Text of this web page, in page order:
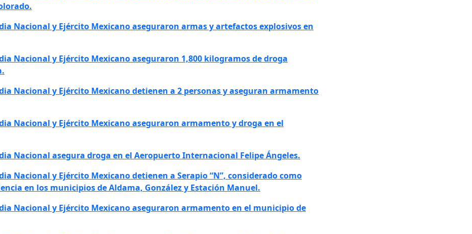
Nacional y Ejército Mexicano aseguraron armas y artefactos explosivos en
Nacional y Ejército Mexicano aseguraron 1,800 kilogramos de droga
Nacional y Ejército Mexicano detienen a 2 personas y aseguran armamento
Nacional y Ejército Mexicano aseguraron armamento y droga en el
Nacional asegura droga en el Aeropuerto Internacional Felipe Ángeles.
Nacional y Ejército Mexicano detienen a Serapio “N”, considerado como
en los municipios de Aldama, González y Estación Manuel.
Nacional y Ejército Mexicano aseguraron armamento en el municipio de